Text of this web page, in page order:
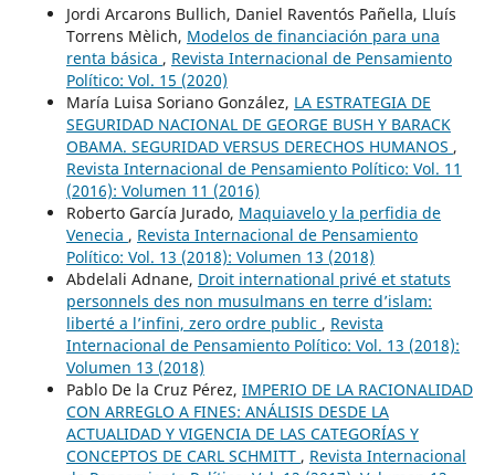
Jordi Arcarons Bullich, Daniel Raventós Pañella, Lluís
Torrens Mèlich, Modelos de financiación para una
renta básica , Revista Internacional de Pensamiento
Político: Vol. 15 (2020)
María Luisa Soriano González, LA ESTRATEGIA DE
SEGURIDAD NACIONAL DE GEORGE BUSH Y BARACK
OBAMA. SEGURIDAD VERSUS DERECHOS HUMANOS ,
Revista Internacional de Pensamiento Político: Vol. 11
(2016): Volumen 11 (2016)
Roberto García Jurado, Maquiavelo y la perfidia de
Venecia , Revista Internacional de Pensamiento
Político: Vol. 13 (2018): Volumen 13 (2018)
Abdelali Adnane, Droit international privé et statuts
personnels des non musulmans en terre d’islam:
liberté a l’infini, zero ordre public , Revista
Internacional de Pensamiento Político: Vol. 13 (2018):
Volumen 13 (2018)
Pablo De la Cruz Pérez, IMPERIO DE LA RACIONALIDAD
CON ARREGLO A FINES: ANÁLISIS DESDE LA
ACTUALIDAD Y VIGENCIA DE LAS CATEGORÍAS Y
CONCEPTOS DE CARL SCHMITT , Revista Internacional